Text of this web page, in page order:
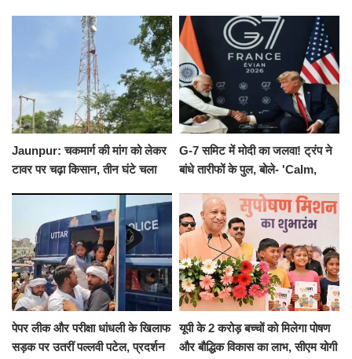
संकल्प
Jaunpur: चकमार्ग की मांग को लेकर
टावर पर चढ़ा किसान, तीन घंटे चला
G-7 समिट में मोदी का जलवा! ट्रंप ने
बांधे तारीफों के पुल, बोले- 'Calm,
पेपर लीक और परीक्षा धांधली के खिलाफ
सड़क पर उतरीं पल्लवी पटेल, प्रदर्शन
यूपी के 2 करोड़ बच्चों को मिलेगा पोषण
और बौद्धिक विकास का लाभ, सीएम योगी